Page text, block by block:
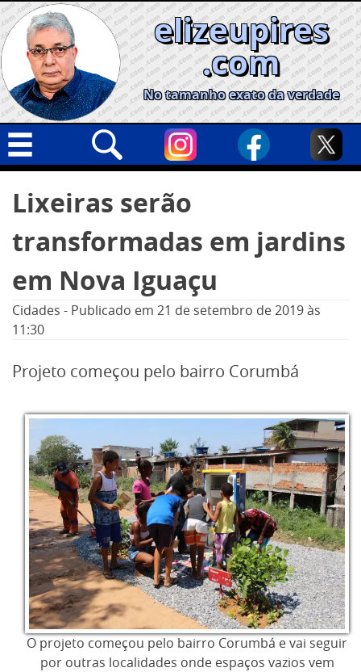
Skip
to
content
elizeupires
.com
No tamanho exato da verdade
Geral
Cidades
Opinião
por:
Lixeiras serão
transformadas em jardins
em Nova Iguaçu
Cidades - Publicado em 21 de setembro de 2019às
11:30
Projeto começou pelo bairro Corumbá
O projeto começou pelo bairro Corumbá e vai seguir
por outras localidades onde espaços vazios vem